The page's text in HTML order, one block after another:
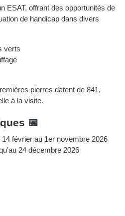
ESAT, offrant des opportunités de
de handicap dans divers
verts
pierres datent de 841,
à la visite.
📅
février au 1er novembre 2026
24 décembre 2026